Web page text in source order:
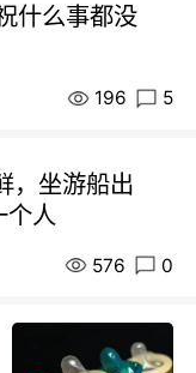
什么事都没
196 5
，坐游船出
人
576 0